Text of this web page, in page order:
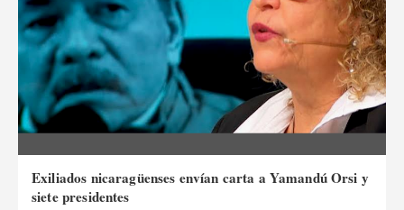
Exiliados nicaragüenses envían carta a Yamandú Orsi y
siete presidentes